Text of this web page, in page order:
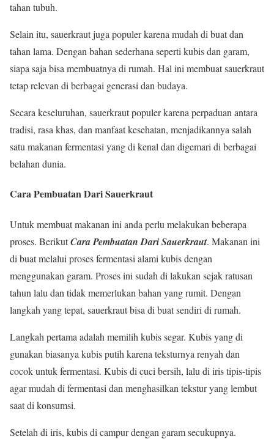
tahan tubuh.
Selain itu, sauerkraut juga populer karena mudah di buat dan
tahan lama. Dengan bahan sederhana seperti kubis dan garam,
siapa saja bisa membuatnya di rumah. Hal ini membuat sauerkraut
tetap relevan di berbagai generasi dan budaya.
Secara keseluruhan, sauerkraut populer karena perpaduan antara
tradisi, rasa khas, dan manfaat kesehatan, menjadikannya salah
satu makanan fermentasi yang di kenal dan digemari di berbagai
belahan dunia.
Cara Pembuatan Dari Sauerkraut
Untuk membuat makanan ini anda perlu melakukan beberapa
proses. BerikutCara Pembuatan Dari Sauerkraut. Makanan ini
di buat melalui proses fermentasi alami kubis dengan
menggunakan garam. Proses ini sudah di lakukan sejak ratusan
tahun lalu dan tidak memerlukan bahan yang rumit. Dengan
langkah yang tepat, sauerkraut bisa di buat sendiri di rumah.
Langkah pertama adalah memilih kubis segar. Kubis yang di
gunakan biasanya kubis putih karena teksturnya renyah dan
cocok untuk fermentasi. Kubis di cuci bersih, lalu di iris tipis-tipis
agar mudah di fermentasi dan menghasilkan tekstur yang lembut
saat di konsumsi.
Setelah di iris, kubis di campur dengan garam secukupnya.